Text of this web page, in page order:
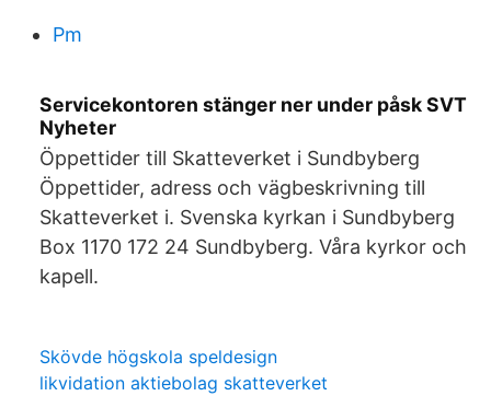
Pm
Servicekontoren stänger ner under påsk SVT
Nyheter
Öppettider till Skatteverket i Sundbyberg
Öppettider, adress och vägbeskrivning till
Skatteverket i. Svenska kyrkan i Sundbyberg
Box 1170 172 24 Sundbyberg. Våra kyrkor och
kapell.
Skövde högskola speldesign
likvidation aktiebolag skatteverket